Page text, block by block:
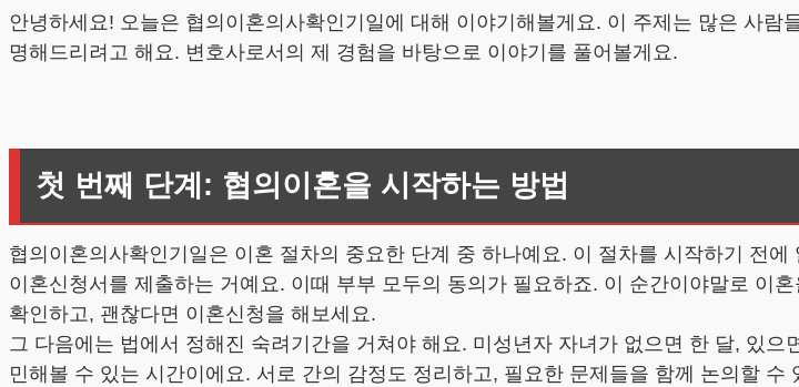
안녕하세요! 오늘은 협의이혼의사확인기일에 대해 이야기해볼게요. 이 주제는 많은 사
명해드리려고 해요. 변호사로서의 제 경험을 바탕으로 이야기를 풀어볼게요.
첫 번째 단계: 협의이혼을 시작하는 방법
협의이혼의사확인기일은 이혼 절차의 중요한 단계 중 하나예요. 이 절차를 시작하기 전
이혼신청서를 제출하는 거예요. 이때 부부 모두의 동의가 필요하죠. 이 순간이야말로 이
확인하고, 괜찮다면 이혼신청을 해보세요.
그 다음에는 법에서 정해진 숙려기간을 거쳐야 해요. 미성년자 자녀가 없으면 한 달, 있
민해볼 수 있는 시간이에요. 서로 간의 감정도 정리하고, 필요한 문제들을 함께 논의할